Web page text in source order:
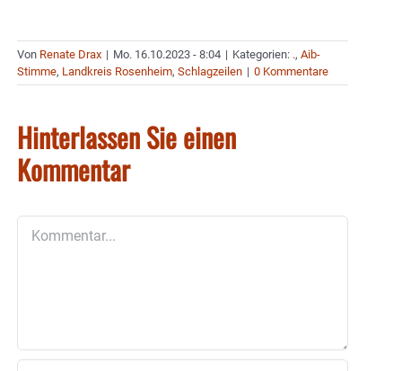
Von Renate Drax | Mo. 16.10.2023 - 8:04 | Kategorien: ., Aib-
Stimme, Landkreis Rosenheim, Schlagzeilen | 0 Kommentare
Hinterlassen Sie einen
Kommentar